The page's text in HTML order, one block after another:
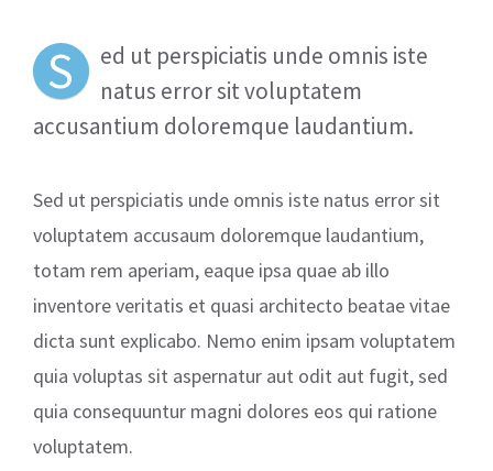
S
ed ut perspiciatis unde omnis iste
natus error sit voluptatem
accusantium doloremque laudantium.
Sed ut perspiciatis unde omnis iste natus error sit
voluptatem accusaum doloremque laudantium,
totam rem aperiam, eaque ipsa quae ab illo
inventore veritatis et quasi architecto beatae vitae
dicta sunt explicabo. Nemo enim ipsam voluptatem
quia voluptas sit aspernatur aut odit aut fugit, sed
quia consequuntur magni dolores eos qui ratione
voluptatem.